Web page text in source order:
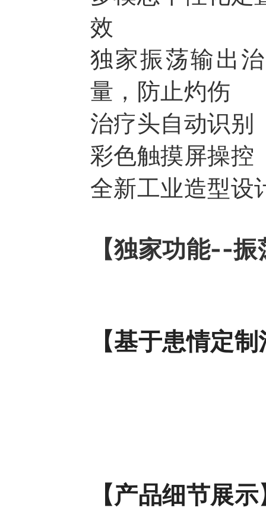
效
独家振荡输出
量，防止灼伤
治疗头自动识别
彩色触摸屏操控
全新工业造型设
【独家功能--
【基于患情定
【产品细节展